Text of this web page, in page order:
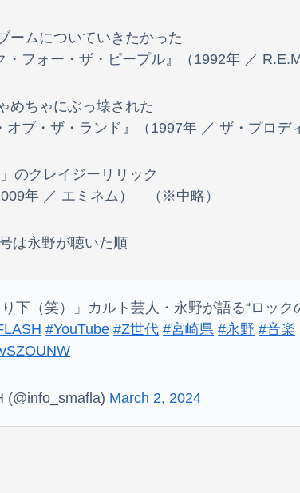
ームについていきたかった
・フォー・ザ・ピープル』（1992年 ／
めちゃにぶっ壊された
オブ・ザ・ランド』（1997年 ／ ザ・プロ
のクレイジーリリック
年 ／ エミネム） （※中略）
は永野が聴いた順
り下（笑）」カルト芸人・永野が語る“ロック
#YouTube #Z世代 #宮崎県 #永野 #音楽
March 2, 2024